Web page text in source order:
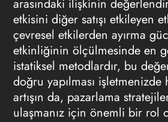
arasındaki ilişkinin
etkisini diğer satışı etkileyen
çevresel etkilerden ayırma
etkinliğinin ölçülmesinde en
istatiksel metodlardır, bu
doğru yapılması
artışın da, pazarlama
ulaşmanız için önemli bir rol